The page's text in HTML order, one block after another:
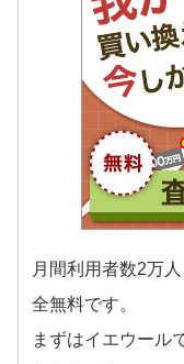
月間利用者数2万
全無料です。
まずはイエウール